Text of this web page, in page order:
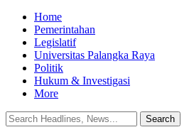
Home
Pemerintahan
Legislatif
Universitas Palangka Raya
Politik
Hukum & Investigasi
More